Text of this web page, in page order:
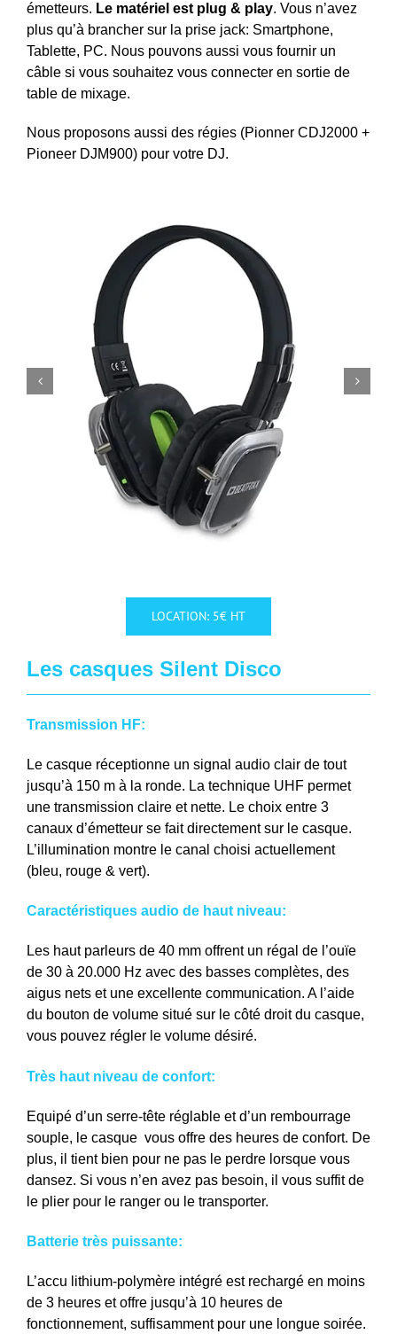
émetteurs. Le matériel est plug & play. Vous n’avez
plus qu’à brancher sur la prise jack: Smartphone,
Tablette, PC. Nous pouvons aussi vous fournir un
câble si vous souhaitez vous connecter en sortie de
table de mixage.
Nous proposons aussi des régies (Pionner CDJ2000 +
Pioneer DJM900) pour votre DJ.
LOCATION: 5€ HT
Les casques Silent Disco
Transmission HF:
Le casque réceptionne un signal audio clair de tout
jusqu’à 150 m à la ronde. La technique UHF permet
une transmission claire et nette. Le choix entre 3
canaux d’émetteur se fait directement sur le casque.
L’illumination montre le canal choisi actuellement
(bleu, rouge & vert).
Caractéristiques audio de haut niveau:
Les haut parleurs de 40 mm offrent un régal de l’ouïe
de 30 à 20.000 Hz avec des basses complètes, des
aigus nets et une excellente communication. A l’aide
du bouton de volume situé sur le côté droit du casque,
vous pouvez régler le volume désiré.
Très haut niveau de confort:
Equipé d’un serre-tête réglable et d’un rembourrage
souple, le casque vous offre des heures de confort. De
plus, il tient bien pour ne pas le perdre lorsque vous
dansez. Si vous n’en avez pas besoin, il vous suffit de
le plier pour le ranger ou le transporter.
Batterie très puissante:
L’accu lithium-polymère intégré est rechargé en moins
de 3 heures et offre jusqu’à 10 heures de
fonctionnement, suffisamment pour une longue soirée.